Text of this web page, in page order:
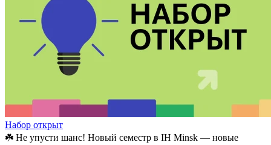
Набор открыт
☘️ Не упусти шанс! Новый семестр в IH Minsk — новые